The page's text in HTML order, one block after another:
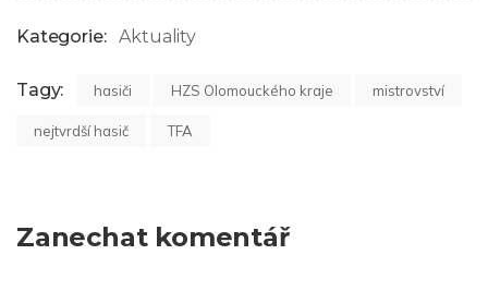
Kategorie: Aktuality
Tagy: hasiči HZS Olomouckého kraje mistrovství
nejtvrdší hasič TFA
Zanechat komentář